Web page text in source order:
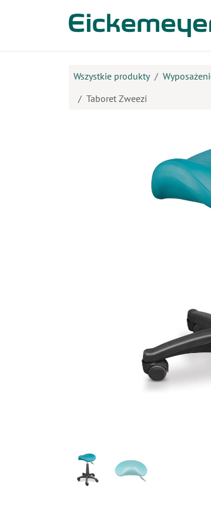
Wszystkie produkty
Taboret Zweezi